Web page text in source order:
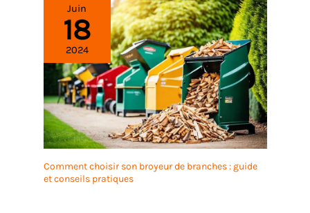
Juin
18
2024
Comment choisir son broyeur de branches : guide
et conseils pratiques